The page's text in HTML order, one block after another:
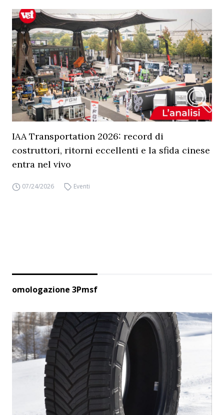
IAA Transportation 2026: record di
costruttori, ritorni eccellenti e la sfida cinese
entra nel vivo
07/24/2026 Eventi
omologazione 3Pmsf